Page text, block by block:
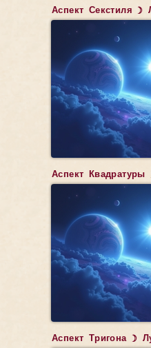
Аспект Секстиля
Аспект
Аспект Тригона ☽